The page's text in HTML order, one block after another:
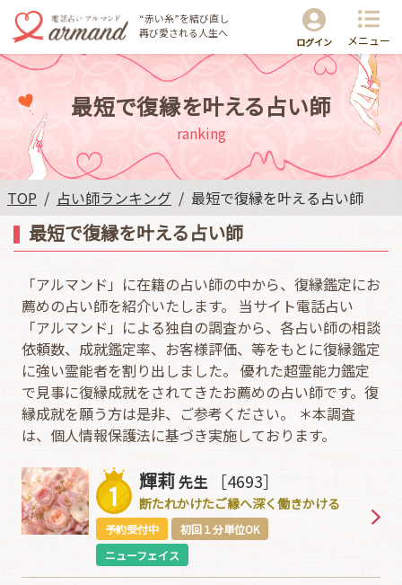
メニュー
“赤い糸”を結び直し
再び愛される人生へ
ログイン
最短で復縁を叶える占い師
ranking
TOP 占い師ランキング 最短で復縁を叶える占い師
最短で復縁を叶える占い師
「アルマンド」に在籍の占い師の中から、復縁鑑定にお
薦めの占い師を紹介いたします。 当サイト電話占い
「アルマンド」による独自の調査から、各占い師の相談
依頼数、成就鑑定率、お客様評価、等をもとに復縁鑑定
に強い霊能者を割り出しました。 優れた超霊能力鑑定
で見事に復縁成就をされてきたお薦めの占い師です。復
縁成就を願う方は是非、ご参考ください。 ＊本調査
は、個人情報保護法に基づき実施しております。
輝莉先生 ［4693］
断たれかけたご縁へ深く働きかける
予約受付中
初回１分単位OK
ニューフェイス